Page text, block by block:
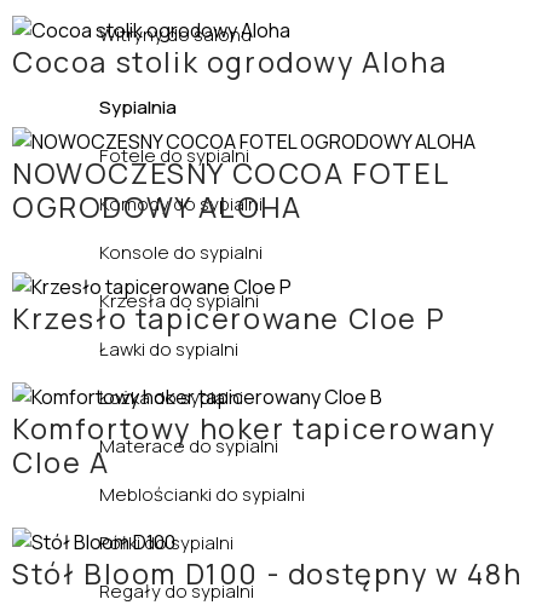
Witryny do salonu
Sypialnia
Fotele do sypialni
Komody do sypialni
Konsole do sypialni
Krzesła do sypialni
Ławki do sypialni
Łożka do sypialni
Materace do sypialni
Meblościanki do sypialni
Półki do sypialni
Regały do sypialni
Cocoa stolik ogrodowy Aloha
NOWOCZESNY COCOA FOTEL
OGRODOWY ALOHA
Krzesło tapicerowane Cloe P
Komfortowy hoker tapicerowany
Cloe A
Stół Bloom D100 - dostępny w 48h